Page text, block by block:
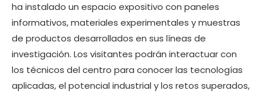
ha instalado un espacio expositivo con paneles
informativos, materiales experimentales y muestras
de productos desarrollados en sus líneas de
investigación. Los visitantes podrán interactuar con
los técnicos del centro para conocer las tecnologías
aplicadas, el potencial industrial y los retos superados,